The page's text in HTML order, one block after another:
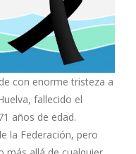
con enorme tristeza a
fallecido el
años de edad.
la Federación, pero